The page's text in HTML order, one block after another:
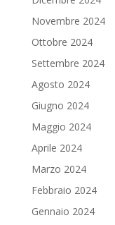
Novembre 2024
Ottobre 2024
Settembre 2024
Agosto 2024
Giugno 2024
Maggio 2024
Aprile 2024
Marzo 2024
Febbraio 2024
Gennaio 2024